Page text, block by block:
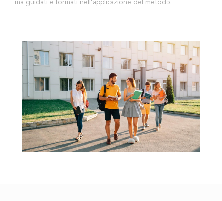
ma guidati e formati nell’applicazione del metodo.